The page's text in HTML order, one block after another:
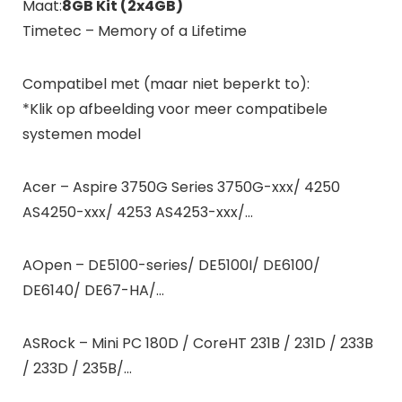
Maat:8GB Kit (2x4GB)
Timetec – Memory of a Lifetime
Compatibel met (maar niet beperkt to):
*Klik op afbeelding voor meer compatibele
systemen model
Acer – Aspire 3750G Series 3750G-xxx/ 4250
AS4250-xxx/ 4253 AS4253-xxx/…
AOpen – DE5100-series/ DE5100I/ DE6100/
DE6140/ DE67-HA/…
ASRock – Mini PC 180D / CoreHT 231B / 231D / 233B
/ 233D / 235B/…